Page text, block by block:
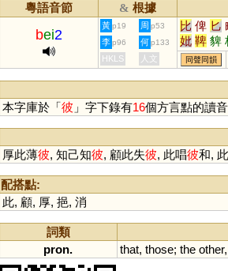
粵語音節 & 根據
bei2
黃 p19 周 p53 比 俾 匕
妣 鞞 貏
李 p96 何 p133
HKLS 人文 同聲同韻
本字庫於「彼 」字下錄有16個方言點的讀音
厚此薄彼, 知己知彼, 顧此失彼, 此唱彼和,
配搭點:
此, 顧, 厚, 挹, 消
詞類
pron.
that, those; the other,